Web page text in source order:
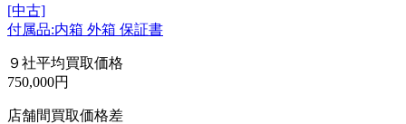
[中古]
付属品:内箱 外箱 保証書
９社平均買取価格
750,000円
店舗間買取価格差